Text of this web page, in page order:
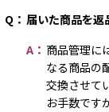
Q： 届いた商品を返
A： 商品管理に
なる商品の
交換させて
お手数です